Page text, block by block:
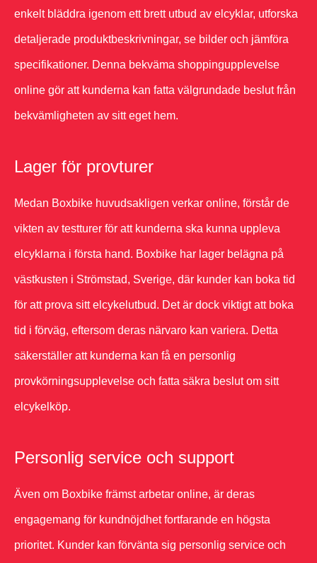
enkelt bläddra igenom ett brett utbud av elcyklar, utforska
detaljerade produktbeskrivningar, se bilder och jämföra
specifikationer. Denna bekväma shoppingupplevelse
online gör att kunderna kan fatta välgrundade beslut från
bekvämligheten av sitt eget hem.
Lager för provturer
Medan Boxbike huvudsakligen verkar online, förstår de
vikten av testturer för att kunderna ska kunna uppleva
elcyklarna i första hand. Boxbike har lager belägna på
västkusten i Strömstad, Sverige, där kunder kan boka tid
för att prova sitt elcykelutbud. Det är dock viktigt att boka
tid i förväg, eftersom deras närvaro kan variera. Detta
säkerställer att kunderna kan få en personlig
provkörningsupplevelse och fatta säkra beslut om sitt
elcykelköp.
Personlig service och support
Även om Boxbike främst arbetar online, är deras
engagemang för kundnöjdhet fortfarande en högsta
prioritet. Kunder kan förvänta sig personlig service och